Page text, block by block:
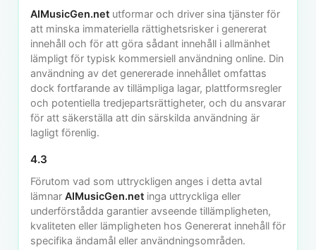
AIMusicGen.net utformar och driver sina tjänster för
att minska immateriella rättighetsrisker i genererat
innehåll och för att göra sådant innehåll i allmänhet
lämpligt för typisk kommersiell användning online. Din
användning av det genererade innehållet omfattas
dock fortfarande av tillämpliga lagar, plattformsregler
och potentiella tredjepartsrättigheter, och du ansvarar
för att säkerställa att din särskilda användning är
lagligt förenlig.
4.3
Förutom vad som uttryckligen anges i detta avtal
lämnar AIMusicGen.net inga uttryckliga eller
underförstådda garantier avseende tillämpligheten,
kvaliteten eller lämpligheten hos Genererat innehåll för
specifika ändamål eller användningsområden.